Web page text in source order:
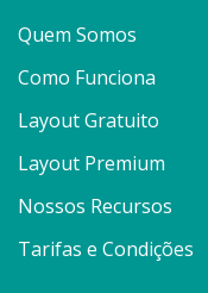
Quem Somos
Como Funciona
Layout Gratuito
Layout Premium
Nossos Recursos
Tarifas e Condições